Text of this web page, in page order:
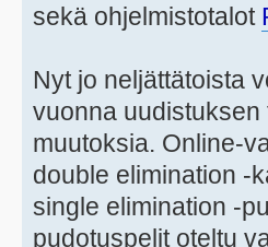
sekä ohjelmistotalot
Nyt jo neljättätoista
vuonna
muutoksia. Online-
double elimination -
single elimination -
pudotuspelit oteltu